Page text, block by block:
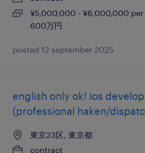
¥5,000,000 - ¥6,000,000 per
600万円
posted 12 september 2025
english only ok! ios
(professional haken/
東京23区, 東京都
contract